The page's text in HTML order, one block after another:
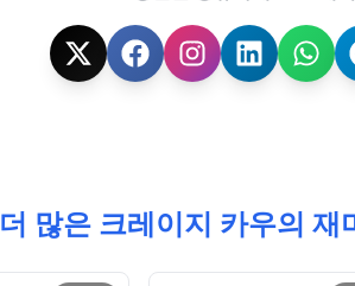
더 많은 크레이지 카우의 재